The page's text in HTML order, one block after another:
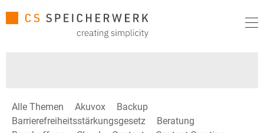
Alle Themen Akuvox
Backup
Barrierefreiheitsstärkungsgesetz
Beratung